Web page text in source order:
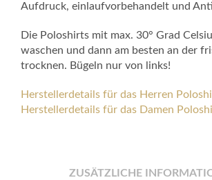
Aufdruck, einlaufvorbehandelt und
Die Poloshirts mit max. 30° Grad
waschen und dann am besten an der
trocknen. Bügeln nur von links!
Herstellerdetails für das Herren
Herstellerdetails für das Damen
ZUSÄTZLICHE